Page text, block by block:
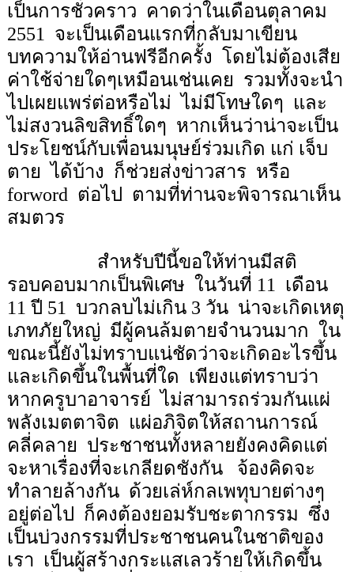
เป็นการชั่วคราว คาดว่าในเดือนตุลาคม
2551 จะเป็นเดือนแรกที่กลับมาเขียน
บทความให้อ่านฟรีอีกครั้ง
โดยไม่ต้องเสีย
ค่าใช้จ่ายใดๆเหมือนเช่นเคย รวมทั้งจะนำ
ไปเผยแพร่ต่อหรือไม่ ไม่มีโทษใดๆ และ
ไม่สงวนลิขสิทธิ์ใดๆ หากเห็นว่าน่าจะเป็น
ประโยชน์กับเพื่อนมนุษย์ร่วมเกิด แก่ เจ็บ
ตาย ได้บ้าง ก็ช่วยส่งข่าวสาร หรือ
forword ต่อไป
ตามที่ท่านจะพิจารณาเห็น
สมตวร
สำหรับปีนี้ขอให้ท่านมีสติ
รอบคอบมากเป็นพิเศษ ในวันที่ 11 เดือน
11 ปี 51 บวกลบไม่เกิน 3 วัน น่าจะเกิดเหตุ
เภทภัยใหญ่ มีผู้คนล้มตายจำนวนมาก ใน
ขณะนี้ยังไม่ทราบแน่ชัดว่าจะเกิดอะไรขึ้น
และเกิดขึ้นในพื้นที่ใด
เพียงแต่ทราบว่า
หากครูบาอาจารย์ ไม่สามารถร่วมกันแผ่
พลังเมตตาจิต
แผ่อภิจิตให้สถานการณ์
คลี่คลาย ประชาชนทั้งหลายยังคงคิดแต่
จะหาเรื่องที่จะเกลียดชังกัน
จ้องคิดจะ
ทำลายล้างกัน ด้วยเล่ห์กลเพทุบายต่างๆ
อยู่ต่อไป
ก็คงต้องยอมรับชะตากรรม ซึ่ง
เป็นบ่วงกรรมที่ประชาชนคนในชาติของ
เรา เป็นผู้สร้างกระแสเลวร้ายให้เกิดขึ้น